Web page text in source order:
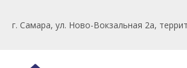
г. Самара, ул. Ново-Вокзальная 2а,